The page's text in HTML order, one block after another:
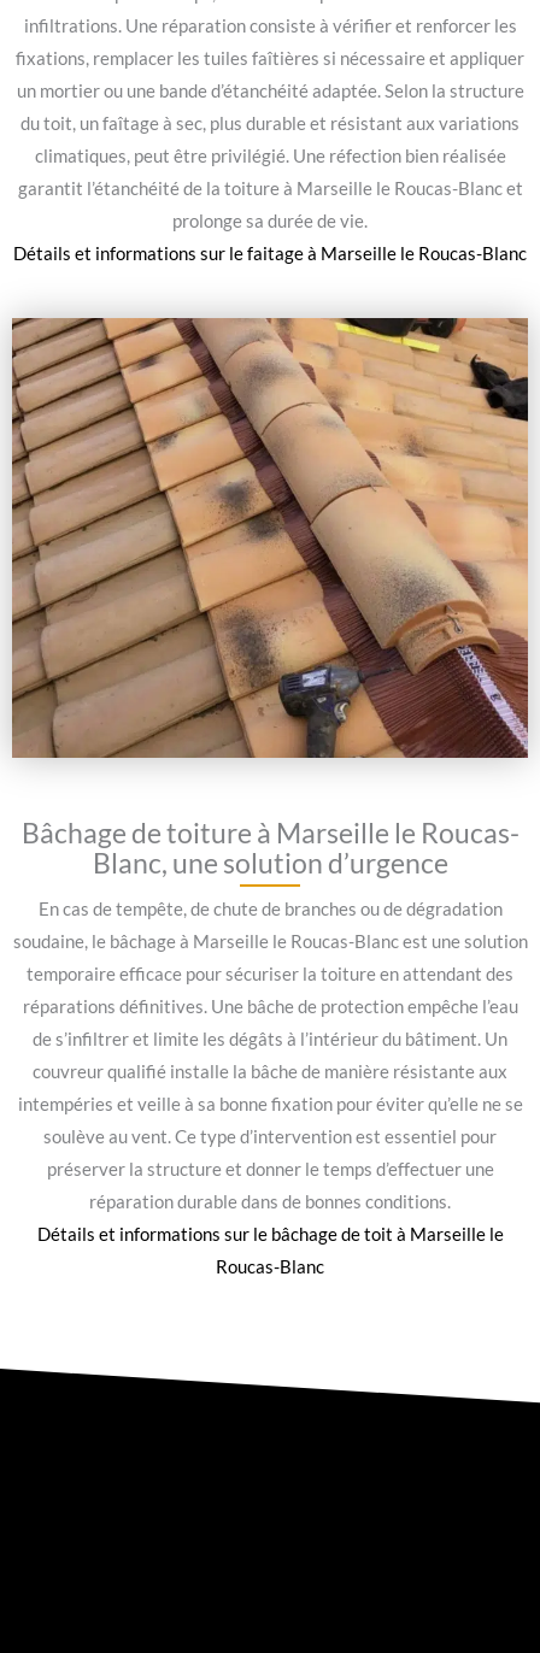
infiltrations. Une réparation consiste à vérifier et renforcer les
fixations, remplacer les tuiles faîtières si nécessaire et appliquer
un mortier ou une bande d’étanchéité adaptée. Selon la structure
du toit, un faîtage à sec, plus durable et résistant aux variations
climatiques, peut être privilégié. Une réfection bien réalisée
garantit l’étanchéité de la toiture à Marseille le Roucas-Blanc et
prolonge sa durée de vie.
Détails et informations sur lefaitage à Marseille le Roucas-Blanc
Bâchage de toiture à Marseille le Roucas-
Blanc, une solution d’urgence
En cas de tempête, de chute de branches ou de dégradation
soudaine, le bâchage à Marseille le Roucas-Blanc est une solution
temporaire efficace pour sécuriser la toiture en attendant des
réparations définitives. Une bâche de protection empêche l’eau
de s’infiltrer et limite les dégâts à l’intérieur du bâtiment. Un
couvreur qualifié installe la bâche de manière résistante aux
intempéries et veille à sa bonne fixation pour éviter qu’elle ne se
soulève au vent. Ce type d’intervention est essentiel pour
préserver la structure et donner le temps d’effectuer une
réparation durable dans de bonnes conditions.
Détails et informations sur le bâchage de toit à Marseille le
Roucas-Blanc